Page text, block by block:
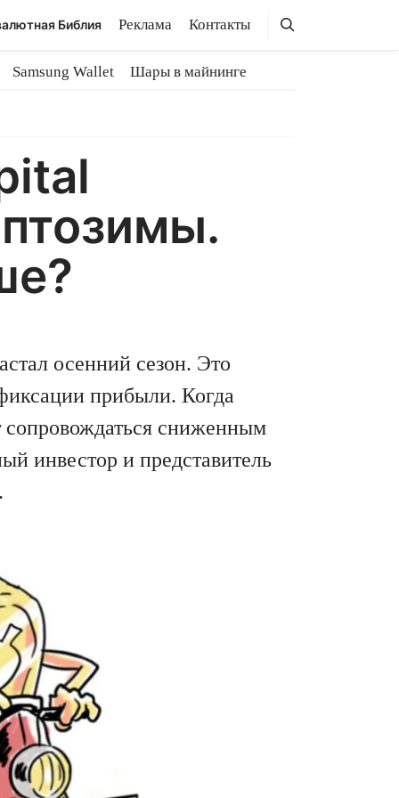
Библия Реклама Контакты Поиск
Поиск
Samsung Wallet Шары в майнинге
осенний сезон. Это
прибыли. Когда
сопровождаться сниженным
инвестор и представитель